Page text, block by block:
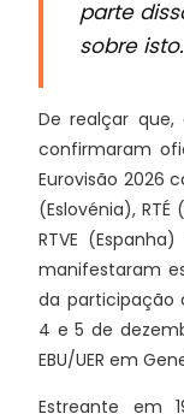
parte
sobre isto.
De realçar
confirmaram
Eurovisão 2026
(Eslovénia), RTÉ
RTVE
manifestaram
da participação
4 e 5 de
EBU/UER em
Estreante em